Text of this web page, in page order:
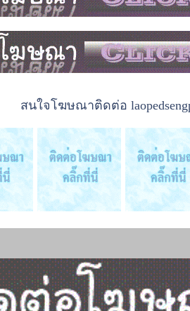
สนใจโฆษณาติดต่อ